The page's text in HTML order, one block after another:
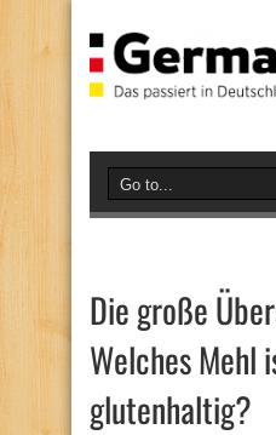
Die große
Welches Mehl
glutenhaltig?